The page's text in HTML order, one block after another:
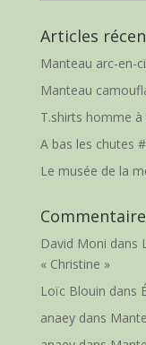
Articles
Manteau arc-en-
Manteau
T.shirts homme
A bas les chutes
Le musée de la
David Moni dans
« Christine »
Loïc Blouin dans
anaeydans